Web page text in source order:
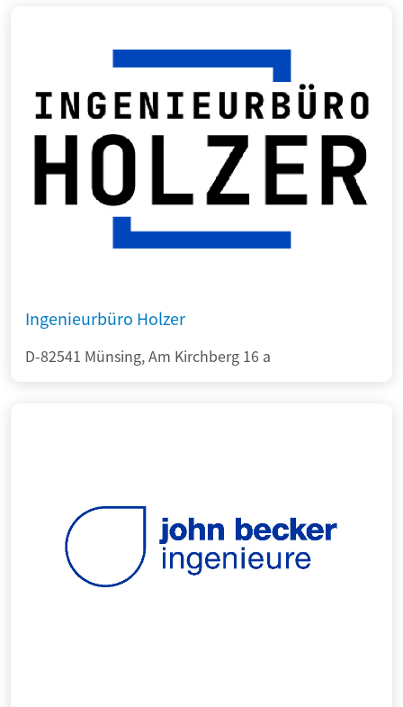
Ingenieurbüro Holzer
D-82541 Münsing, Am Kirchberg 16 a